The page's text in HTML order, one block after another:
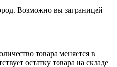
Возможно вы заграницей
товара меняется в
остатку товара на складе